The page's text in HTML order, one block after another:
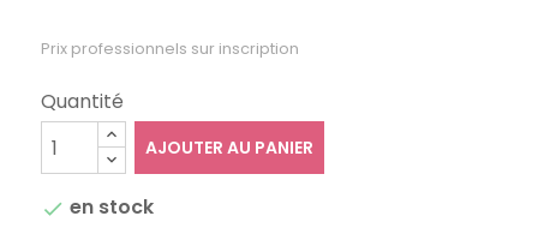
Prix professionnels sur inscription
Quantité
AJOUTER AU PANIER
 en stock